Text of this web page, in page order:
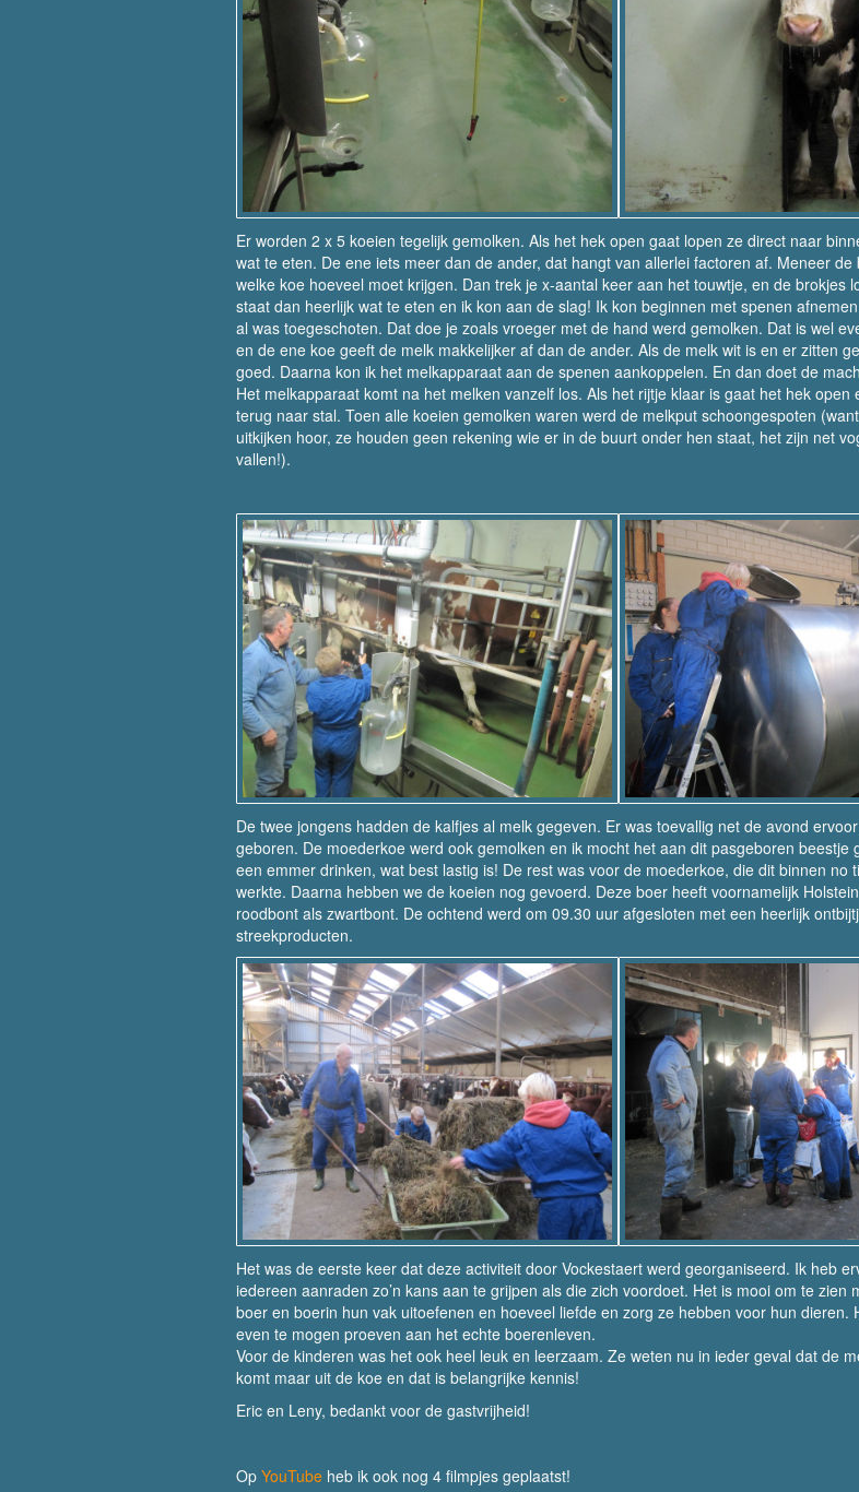
Er worden 2 x 5 koeien tegelijk gemolken. Als het hek open gaat lopen ze direct naar
wat te eten. De ene iets meer dan de ander, dat hangt van allerlei factoren af. Meneer de
welke koe hoeveel moet krijgen. Dan trek je x-aantal keer aan het touwtje, en de brokjes
staat dan heerlijk wat te eten en ik kon aan de slag! Ik kon beginnen met spenen
al was toegeschoten. Dat doe je zoals vroeger met de hand werd gemolken. Dat is wel
en de ene koe geeft de melk makkelijker af dan de ander. Als de melk wit is en er zitten
goed. Daarna kon ik het melkapparaat aan de spenen aankoppelen. En dan doet de
Het melkapparaat komt na het melken vanzelf los. Als het rijtje klaar is gaat het hek open
terug naar stal. Toen alle koeien gemolken waren werd de melkput schoongespoten
uitkijken hoor, ze houden geen rekening wie er in de buurt onder hen staat, het zijn net
vallen!).
De twee jongens hadden de kalfjes al melk gegeven. Er was toevallig net de avond
geboren. De moederkoe werd ook gemolken en ik mocht het aan dit pasgeboren beestje
een emmer drinken, wat best lastig is! De rest was voor de moederkoe, die dit binnen no
werkte. Daarna hebben we de koeien nog gevoerd. Deze boer heeft voornamelijk
roodbont als zwartbont. De ochtend werd om 09.30 uur afgesloten met een heerlijk
streekproducten.
Het was de eerste keer dat deze activiteit door Vockestaert werd georganiseerd. Ik heb
iedereen aanraden zo’n kans aan te grijpen als die zich voordoet. Het is mooi om te zien
boer en boerin hun vak uitoefenen en hoeveel liefde en zorg ze hebben voor hun dieren.
even te mogen proeven aan het echte boerenleven.
Voor de kinderen was het ook heel leuk en leerzaam. Ze weten nu in ieder geval dat de
komt maar uit de koe en dat is belangrijke kennis!
Eric en Leny, bedankt voor de gastvrijheid!
Op YouTube heb ik ook nog 4 filmpjes geplaatst!